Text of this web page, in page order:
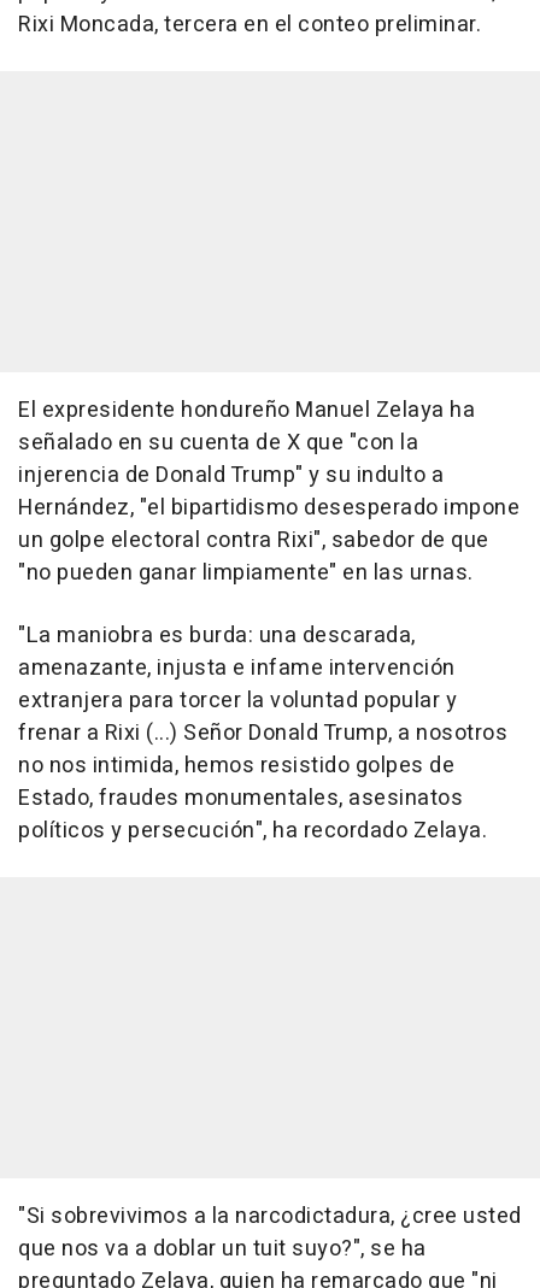
Rixi Moncada, tercera en el conteo preliminar.
El expresidente hondureño Manuel Zelaya ha
señalado en su cuenta de X que "con la
injerencia de Donald Trump" y su indulto a
Hernández, "el bipartidismo desesperado impone
un golpe electoral contra Rixi", sabedor de que
"no pueden ganar limpiamente" en las urnas.
"La maniobra es burda: una descarada,
amenazante, injusta e infame intervención
extranjera para torcer la voluntad popular y
frenar a Rixi (...) Señor Donald Trump, a nosotros
no nos intimida, hemos resistido golpes de
Estado, fraudes monumentales, asesinatos
políticos y persecución", ha recordado Zelaya.
"Si sobrevivimos a la narcodictadura, ¿cree usted
que nos va a doblar un tuit suyo?", se ha
preguntado Zelaya, quien ha remarcado que "ni